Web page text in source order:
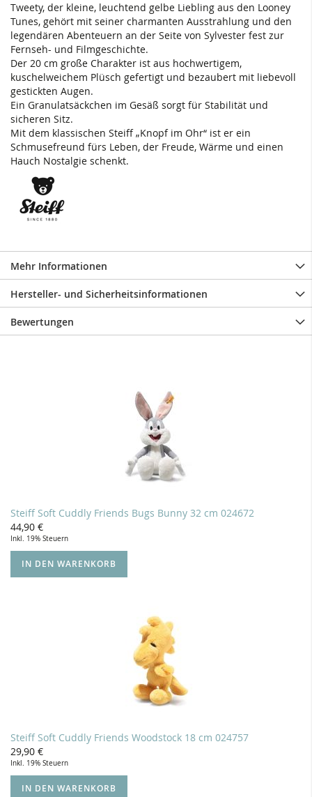
Tweety, der kleine, leuchtend gelbe Liebling aus den Looney
Tunes, gehört mit seiner charmanten Ausstrahlung und den
legendären Abenteuern an der Seite von Sylvester fest zur
Fernseh- und Filmgeschichte.
Der 20 cm große Charakter ist aus hochwertigem,
kuschelweichem Plüsch gefertigt und bezaubert mit liebevoll
gestickten Augen.
Ein Granulatsäckchen im Gesäß sorgt für Stabilität und
sicheren Sitz.
Mit dem klassischen Steiff „Knopf im Ohr“ ist er ein
Schmusefreund fürs Leben, der Freude, Wärme und einen
Hauch Nostalgie schenkt.
Mehr Informationen
Hersteller- und Sicherheitsinformationen
Bewertungen
Steiff Soft Cuddly Friends Bugs Bunny 32 cm 024672
44,90 €
Inkl. 19% Steuern
IN DEN WARENKORB
Steiff Soft Cuddly Friends Woodstock 18 cm 024757
29,90 €
Inkl. 19% Steuern
IN DEN WARENKORB